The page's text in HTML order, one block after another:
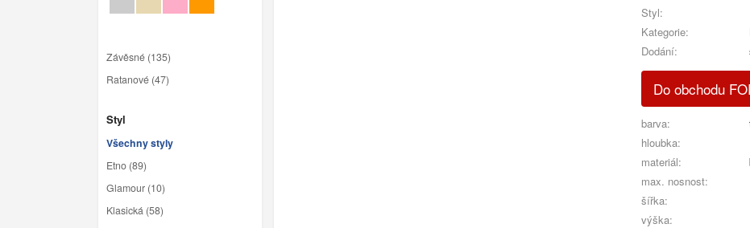
Závěsné (135)
Ratanové (47)
Styl
Všechny styly
Etno (89)
Glamour (10)
Klasická (58)
Styl:
Kategorie:
Dodání:
Do obchodu
barva:
hloubka:
materiál:
max. nosnost:
šířka:
výška: